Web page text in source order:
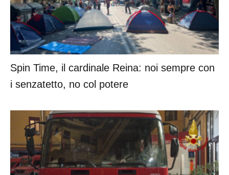
Spin Time, il cardinale Reina: noi sempre con
i senzatetto, no col potere